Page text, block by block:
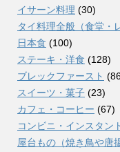
イサーン料理 (30)
タイ料理全般（食堂・
日本食 (100)
ステーキ・洋食 (128)
ブレックファースト
スイーツ・菓子 (23)
カフェ・コーヒー (67)
コンビニ・インスタン
屋台もの（焼き鳥や唐